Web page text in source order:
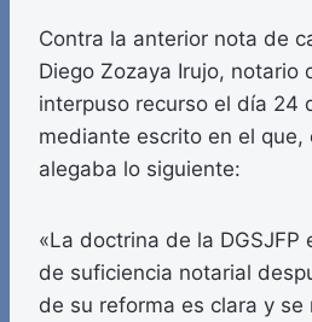
Contra la anterior nota de
Diego Zozaya Irujo, notario
interpuso recurso el día 24
mediante escrito en el que,
alegaba lo siguiente:
«La doctrina de la DGSJFP
de suficiencia notarial
de su reforma es clara y se